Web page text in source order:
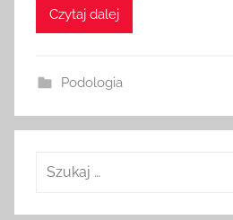
Czytaj dalej
Podologia
Szukaj: